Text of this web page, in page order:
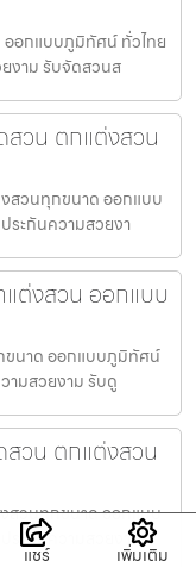
อกแบบภูมิทัศน์ ทั่วไทย
งาม รับจัดสวนส
วน ตกแต่งสวน
สวนทุกขนาด ออกแบบ
ระกันความสวยงา
ต่งสวน ออกแบบ
นาด ออกแบบภูมิทัศน์
ามสวยงาม รับดู
วน ตกแต่งสวน
สวนทุกขนาด ออกแบบ
ระกันความสวยงา
แชร์ เพิ่มเติม